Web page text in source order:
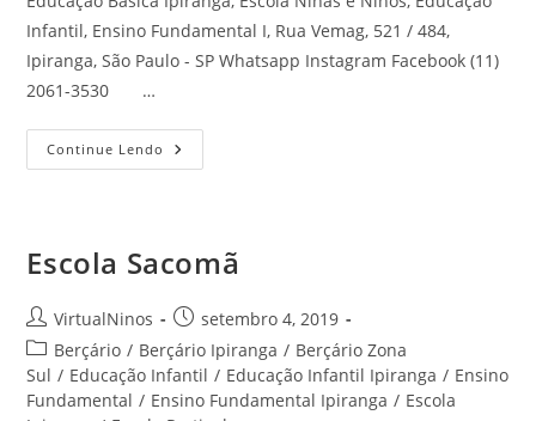
Infantil, Ensino Fundamental I, Rua Vemag, 521 / 484,
Ipiranga, São Paulo - SP Whatsapp Instagram Facebook (11)
2061-3530 …
Continue Lendo Educação
Básica
Escola Sacomã
Autor
do
post:
VirtualNinos
Post
publicado:
setembro 4, 2019
Categoria
do
post:
Berçário / Berçário Ipiranga / Berçário Zona
Sul / Educação Infantil / Educação Infantil Ipiranga / Ensino
Fundamental / Ensino Fundamental Ipiranga / Escola